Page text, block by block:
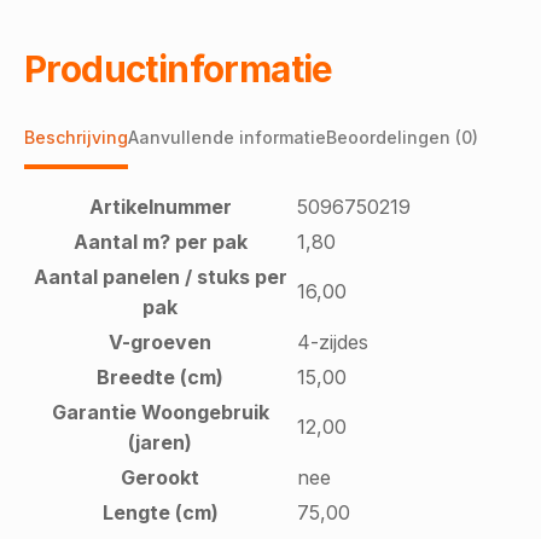
Productinformatie
BeschrijvingAanvullende informatieBeoordelingen (0)
Artikelnummer
5096750219
Aantal m? per pak
1,80
Aantal panelen / stuks per
pak
16,00
V-groeven
4-zijdes
Breedte (cm)
15,00
Garantie Woongebruik
(jaren)
12,00
Gerookt
nee
Lengte (cm)
75,00